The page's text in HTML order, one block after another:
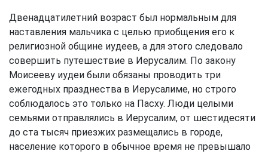
Двенадцатилетний возраст был нормальным для
наставления мальчика с целью приобщения его к
религиозной общине иудеев, а для этого следовало
совершить путешествие в Иерусалим. По закону
Моисееву иудеи были обязаны проводить три
ежегодных празднества в Иерусалиме, но строго
соблюдалось это только на Пасху. Люди целыми
семьями отправлялись в Иерусалим, от шестидесяти
до ста тысяч приезжих размещались в городе,
население которого в обычное время не превышало